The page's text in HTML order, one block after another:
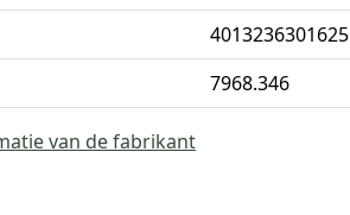
4013236301625
7968.346
van de fabrikant